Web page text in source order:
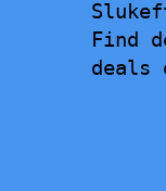
Find
deals